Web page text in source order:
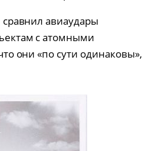
авиаудары
с атомными
они «по сути одинаковы»,